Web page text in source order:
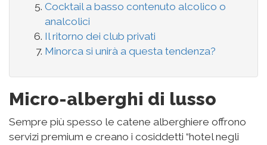
Cocktail a basso contenuto alcolico o
analcolici
Il ritorno dei club privati
Minorca si unirà a questa tendenza?
Micro-alberghi di lusso
Sempre più spesso le catene alberghiere offrono
servizi premium e creano i cosiddetti “hotel negli